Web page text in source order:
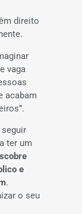
direito
vaga
acabam
ter um
e
.
o seu